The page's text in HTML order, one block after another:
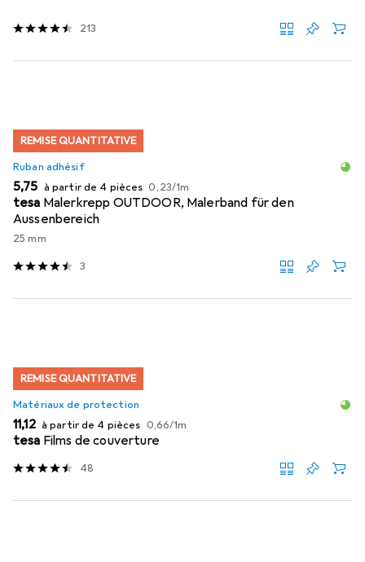
213
REMISE QUANTITATIVE
Ruban adhésif
EUR
5,75 à partir de 4 pièces EUR
0,23/1m
tesa Malerkrepp OUTDOOR, Malerband für den
Aussenbereich
25 mm
3
REMISE QUANTITATIVE
Matériaux de protection
EUR
11,12 à partir de 4 pièces EUR
0,66/1m
tesa Films de couverture
48